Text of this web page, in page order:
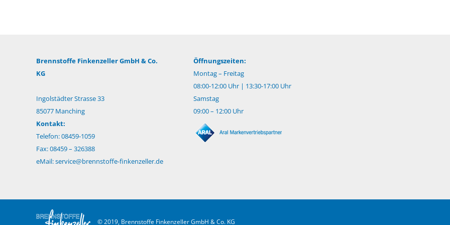
Brennstoffe Finkenzeller GmbH & Co.
KG
Ingolstädter Strasse 33
85077 Manching
Kontakt:
Telefon: 08459-1059
Fax: 08459 – 326388
eMail:service@brennstoffe-finkenzeller.de
Öffnungszeiten:
Montag – Freitag
08:00-12:00 Uhr | 13:30-17:00 Uhr
Samstag
09:00 – 12:00 Uhr
© 2019, Brennstoffe Finkenzeller GmbH & Co. KG